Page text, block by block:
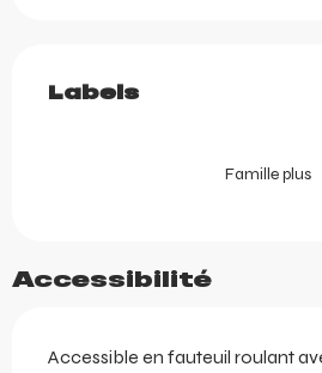
Labels
Labels
Famille plus
Accessibilité
Accessible en fauteuil roulant